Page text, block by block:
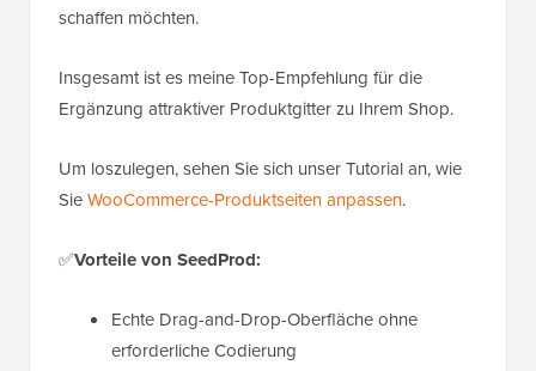
schaffen möchten.
Insgesamt ist es meine Top-Empfehlung für die
Ergänzung attraktiver Produktgitter zu Ihrem Shop.
Um loszulegen, sehen Sie sich unser Tutorial an, wie
SieWooCommerce-Produktseiten anpassen.
✅Vorteile von SeedProd:
Echte Drag-and-Drop-Oberfläche ohne
erforderliche Codierung